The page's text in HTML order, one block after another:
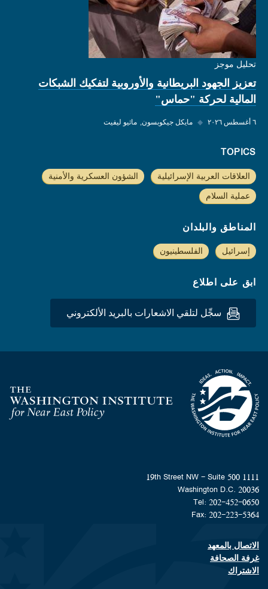
تحليل موجز
تعزيز الجهود البريطانية والأوروبية لتفكيك الشبكات
المالية لحركة "حماس"
٦ أغسطس ٢٠٢٦ ◆ مايكل جيكوبسون ماثيو ليفيت
TOPICS
العلاقات العربية الإسرائيلية الشؤون العسكرية والأمنية
عملية السلام
المناطق والبلدان
إسرائيل الفلسطينيون
ابق على اطلاع
سجِّل لتلقي الاشعارات بالبريد الألكتروني
Homepage
1111 19th Street NW - Suite 500
Washington D.C. 20036
Tel: 202-452-0650
Fax: 202-223-5364
Footer contact links
الاتصال بالمعهد
غرفة الصحافة
الاشتراك